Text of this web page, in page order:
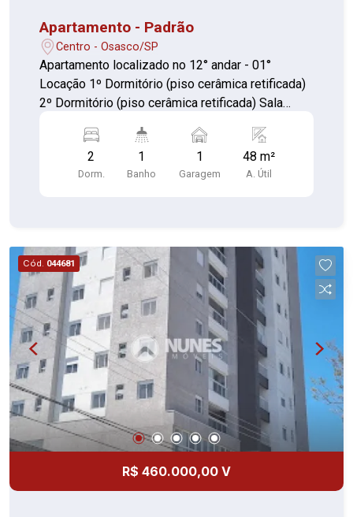
Apartamento - Padrão
Centro - Osasco/SP
Apartamento localizado no 12° andar - 01°
Locação 1º Dormitório (piso cerâmica retificada)
2º Dormitório (piso cerâmica retificada) Sala
gabinete (piso cerâmica) Banheiro c/ box retrátil,
gabinete e armário (piso cerâmica) Área de
serviço c/aquecedor (piso cerâmica) 01 vaga de
2
Dorm.
1
Banho
1
Garagem
48 m²
A. Útil
Cód. 044681
R$ 460.000,00 V